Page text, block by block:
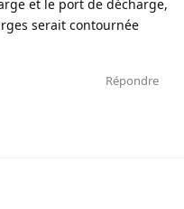
et le port de décharge,
serait contournée
Répondre